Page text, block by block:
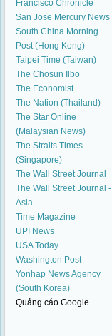
Francisco Chronicle
San Jose Mercury News
South China Morning
Post (Hong Kong)
Taipei Time (Taiwan)
The Chosun Ilbo
The Economist
The Nation (Thailand)
The Star Online
(Malaysian News)
The Straits Times
(Singapore)
The Wall Street Journal
The Wall Street Journal -
Asia
Time Magazine
UPI News
USA Today
Washington Post
Yonhap News Agency
(South Korea)
Quảng cáo Google